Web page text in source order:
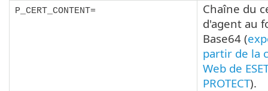
P_CERT_CONTENT=
Chaîne du
d'agent au
Base64 (
partir de la
Web de
PROTECT).